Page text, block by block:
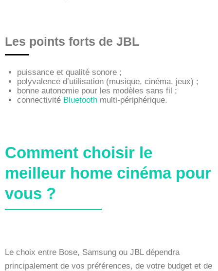
Les points forts de JBL
puissance et qualité sonore ;
polyvalence d’utilisation (musique, cinéma, jeux) ;
bonne autonomie pour les modèles sans fil ;
connectivité Bluetooth multi-périphérique.
Comment choisir le
meilleur home cinéma pour
vous ?
Le choix entre Bose, Samsung ou JBL dépendra
principalement de vos préférences, de votre budget et de